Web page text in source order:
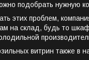
подобрать нужную
этих проблем,
на склад, будь то
витрин также в